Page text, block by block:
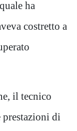
ha
costretto a
il tecnico
prestazioni di